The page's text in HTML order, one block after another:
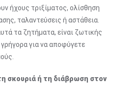
ήχους τριξίματος, ολίσθηση
ταλαντεύσεις ή αστάθεια.
τα ζητήματα, είναι ζωτικής
για να αποφύγετε
ή τη διάβρωση στον